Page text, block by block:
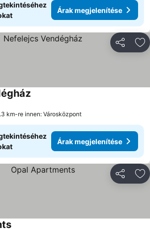
Árak megjelenítése
Árak megjelenítése
km-re innen: Városközpont
Árak megjelenítése